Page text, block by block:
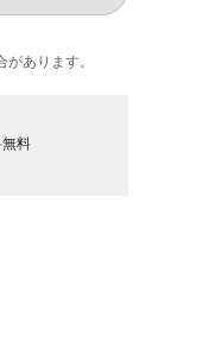
あります。
料